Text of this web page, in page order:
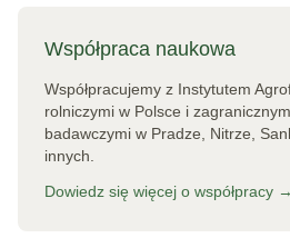
Współpraca naukowa
Współpracujemy z Instytutem
rolniczymi w Polsce i
badawczymi w Pradze, Nitrze,
innych.
Dowiedz się więcej o współpracy →